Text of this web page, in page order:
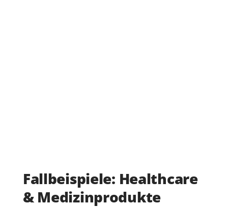
Fallbeispiele: Healthcare
& Medizinprodukte